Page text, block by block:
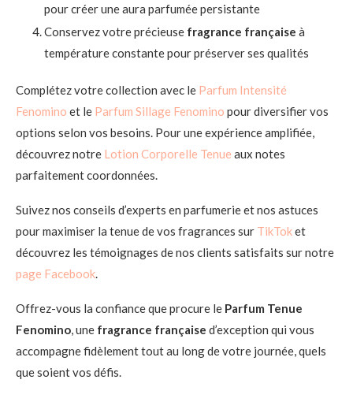
pour créer une aura parfumée persistante
Conservez votre précieuse fragrance française à
température constante pour préserver ses qualités
Complétez votre collection avec le Parfum Intensité
Fenomino et le Parfum Sillage Fenomino pour diversifier vos
options selon vos besoins. Pour une expérience amplifiée,
découvrez notre Lotion Corporelle Tenue aux notes
parfaitement coordonnées.
Suivez nos conseils d’experts en parfumerie et nos astuces
pour maximiser la tenue de vos fragrances sur TikToket
découvrez les témoignages de nos clients satisfaits sur notre
page Facebook.
Offrez-vous la confiance que procure le Parfum Tenue
Fenomino, une fragrance française d’exception qui vous
accompagne fidèlement tout au long de votre journée, quels
que soient vos défis.